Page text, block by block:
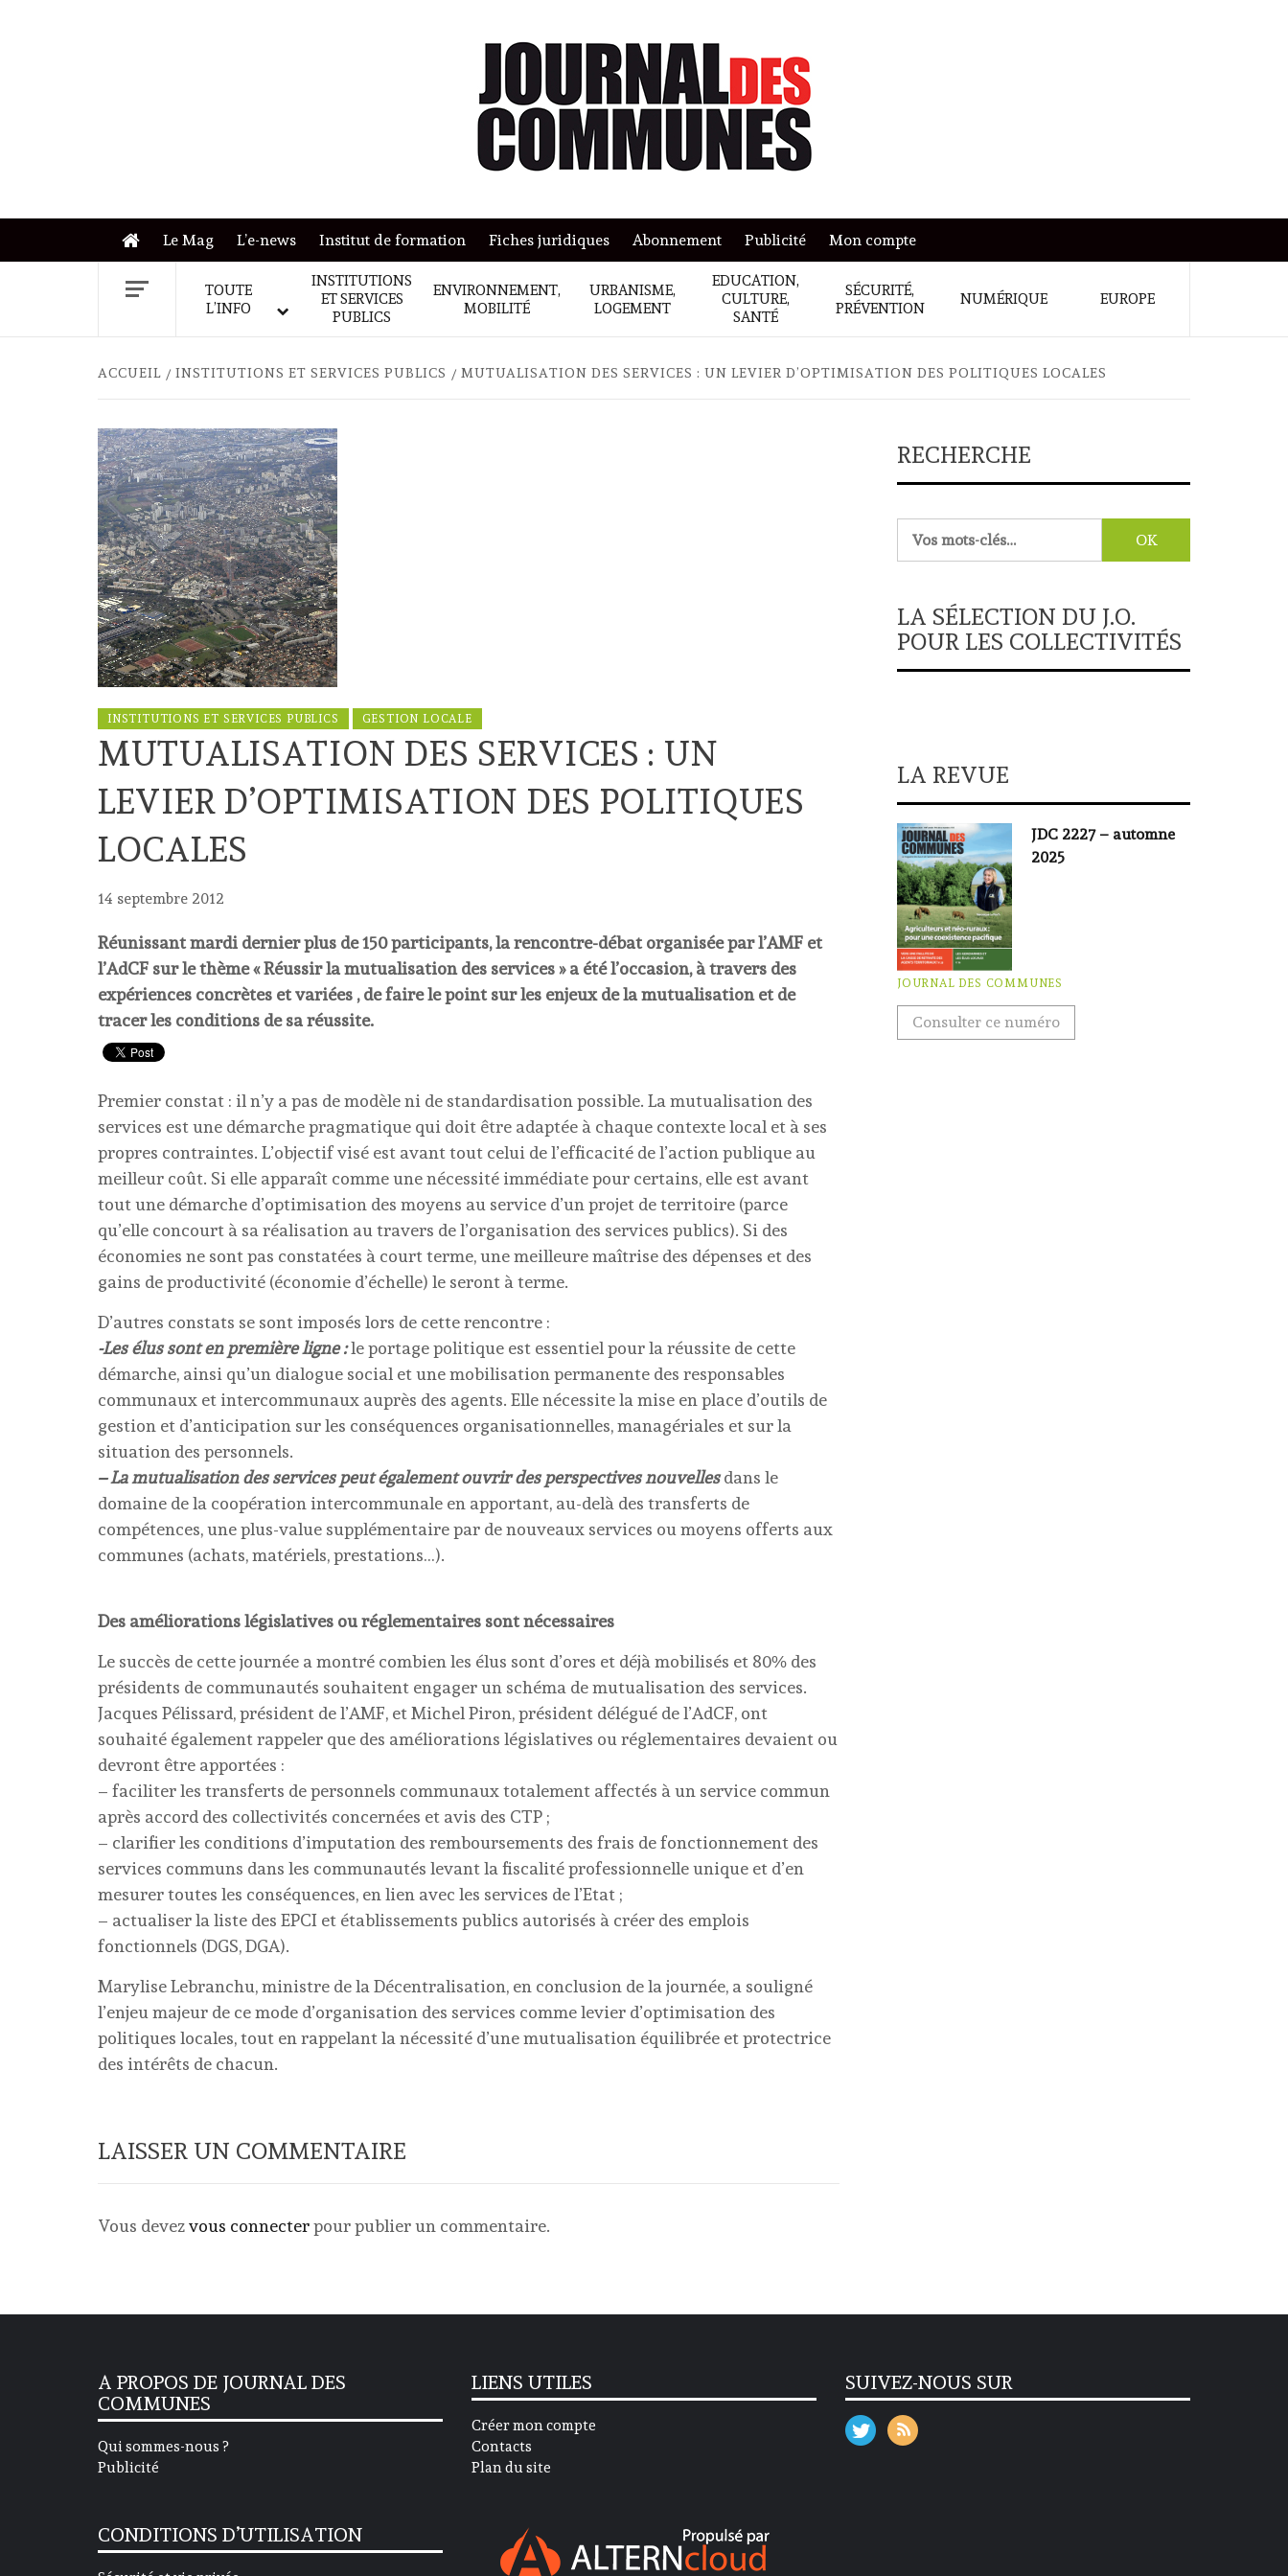
Le Mag L’e-news Institut de formation Fiches juridiques Abonnement Publicité Mon compte
TOUTE
L’INFO
INSTITUTIONS
ET SERVICES
PUBLICS
ENVIRONNEMENT,
MOBILITÉ
URBANISME,
LOGEMENT
EDUCATION,
CULTURE,
SANTÉ
SÉCURITÉ,
PRÉVENTION
NUMÉRIQUE EUROPE
ACCUEIL INSTITUTIONS ET SERVICES PUBLICS MUTUALISATION DES SERVICES : UN LEVIER D’OPTIMISATION DES POLITIQUES LOCALES
INSTITUTIONS ET SERVICES PUBLICS GESTION LOCALE
MUTUALISATION DES SERVICES : UN
LEVIER D’OPTIMISATION DES POLITIQUES
LOCALES
14 septembre 2012
Réunissant mardi dernier plus de 150 participants, la rencontre-débat organisée par l’AMF et
l’AdCF sur le thème « Réussir la mutualisation des services » a été l’occasion, à travers des
expériences concrètes et variées , de faire le point sur les enjeux de la mutualisation et de
tracer les conditions de sa réussite.
Premier constat : il n’y a pas de modèle ni de standardisation possible. La mutualisation des
services est une démarche pragmatique qui doit être adaptée à chaque contexte local et à ses
propres contraintes. L’objectif visé est avant tout celui de l’efficacité de l’action publique au
meilleur coût. Si elle apparaît comme une nécessité immédiate pour certains, elle est avant
tout une démarche d’optimisation des moyens au service d’un projet de territoire (parce
qu’elle concourt à sa réalisation au travers de l’organisation des services publics). Si des
économies ne sont pas constatées à court terme, une meilleure maîtrise des dépenses et des
gains de productivité (économie d’échelle) le seront à terme.
D’autres constats se sont imposés lors de cette rencontre :
-Les élus sont en première ligne :le portage politique est essentiel pour la réussite de cette
démarche, ainsi qu’un dialogue social et une mobilisation permanente des responsables
communaux et intercommunaux auprès des agents. Elle nécessite la mise en place d’outils de
gestion et d’anticipation sur les conséquences organisationnelles, managériales et sur la
situation des personnels.
– La mutualisation des services peut également ouvrir des perspectives nouvellesdans le
domaine de la coopération intercommunale en apportant, au-delà des transferts de
compétences, une plus-value supplémentaire par de nouveaux services ou moyens offerts aux
communes (achats, matériels, prestations…).
Des améliorations législatives ou réglementaires sont nécessaires
Le succès de cette journée a montré combien les élus sont d’ores et déjà mobilisés et 80% des
présidents de communautés souhaitent engager un schéma de mutualisation des services.
Jacques Pélissard, président de l’AMF, et Michel Piron, président délégué de l’AdCF, ont
souhaité également rappeler que des améliorations législatives ou réglementaires devaient ou
devront être apportées :
– faciliter les transferts de personnels communaux totalement affectés à un service commun
après accord des collectivités concernées et avis des CTP ;
– clarifier les conditions d’imputation des remboursements des frais de fonctionnement des
services communs dans les communautés levant la fiscalité professionnelle unique et d’en
mesurer toutes les conséquences, en lien avec les services de l’Etat ;
– actualiser la liste des EPCI et établissements publics autorisés à créer des emplois
fonctionnels (DGS, DGA).
Marylise Lebranchu, ministre de la Décentralisation, en conclusion de la journée, a souligné
l’enjeu majeur de ce mode d’organisation des services comme levier d’optimisation des
politiques locales, tout en rappelant la nécessité d’une mutualisation équilibrée et protectrice
des intérêts de chacun.
LAISSER UN COMMENTAIRE
Vous devezvous connecterpour publier un commentaire.
RECHERCHE
LA SÉLECTION DU J.O.
POUR LES COLLECTIVITÉS
LA REVUE
JDC 2227 – automne
2025
JOURNAL DES COMMUNES
Consulter ce numéro
A PROPOS DE JOURNAL DES
COMMUNES
Qui sommes-nous ?
Publicité
CONDITIONS D’UTILISATION
LIENS UTILES
Créer mon compte
Contacts
Plan du site
SUIVEZ-NOUS SUR